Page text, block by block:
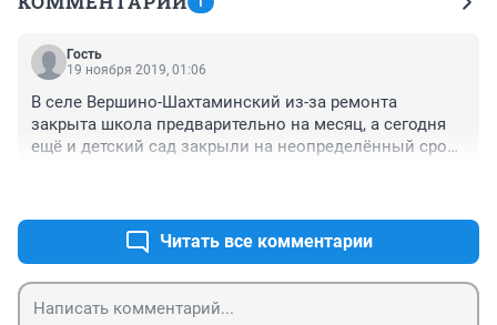
Гость
19 ноября 2019, 01:06
В селе Вершино-Шахтаминский из-за ремонта
закрыта школа предварительно на месяц, а сегодня
ещё и детский сад закрыли на неопределённый срок
домашнем обучении. Почему летом ремонтами не
занимались никто не комментирует, а страдают дети.
Читать все комментарии